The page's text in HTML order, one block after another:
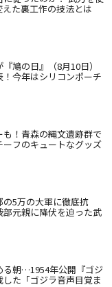
た裏工作の技法とは
鳩の日』（8月10日）
今年はシリコンポーチ
！青森の縄文遺跡群で
フのキュートなグッズ
の5万の大軍に徹底抗
元親に降伏を迫った武
る朝…1954年公開『ゴジ
た「ゴジラ音声目覚ま